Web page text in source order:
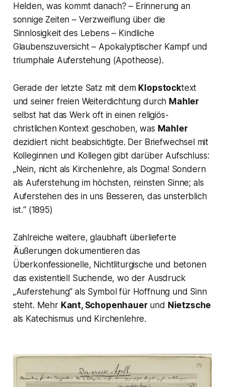
Helden, was kommt danach? – Erinnerung an
sonnige Zeiten – Verzweiflung über die
Sinnlosigkeit des Lebens – Kindliche
Glaubenszuversicht – Apokalyptischer Kampf und
triumphale Auferstehung (Apotheose).
Gerade der letzte Satz mit dem Klopstocktext
und seiner freien Weiterdichtung durch Mahler
selbst hat das Werk oft in einen religiös-
christlichen Kontext geschoben, was Mahler
dezidiert nicht beabsichtigte. Der Briefwechsel mit
Kolleginnen und Kollegen gibt darüber Aufschluss:
„Nein, nicht als Kirchenlehre, als Dogma! Sondern
als Auferstehung im höchsten, reinsten Sinne; als
Auferstehen des in uns Besseren, das unsterblich
ist.“ (1895)
Zahlreiche weitere, glaubhaft überlieferte
Äußerungen dokumentieren das
Überkonfessionelle, Nichtliturgische und betonen
das existentiell Suchende, wo der Ausdruck
„Auferstehung“ als Symbol für Hoffnung und Sinn
steht. Mehr Kant, Schopenhauerund Nietzsche
als Katechismus und Kirchenlehre.